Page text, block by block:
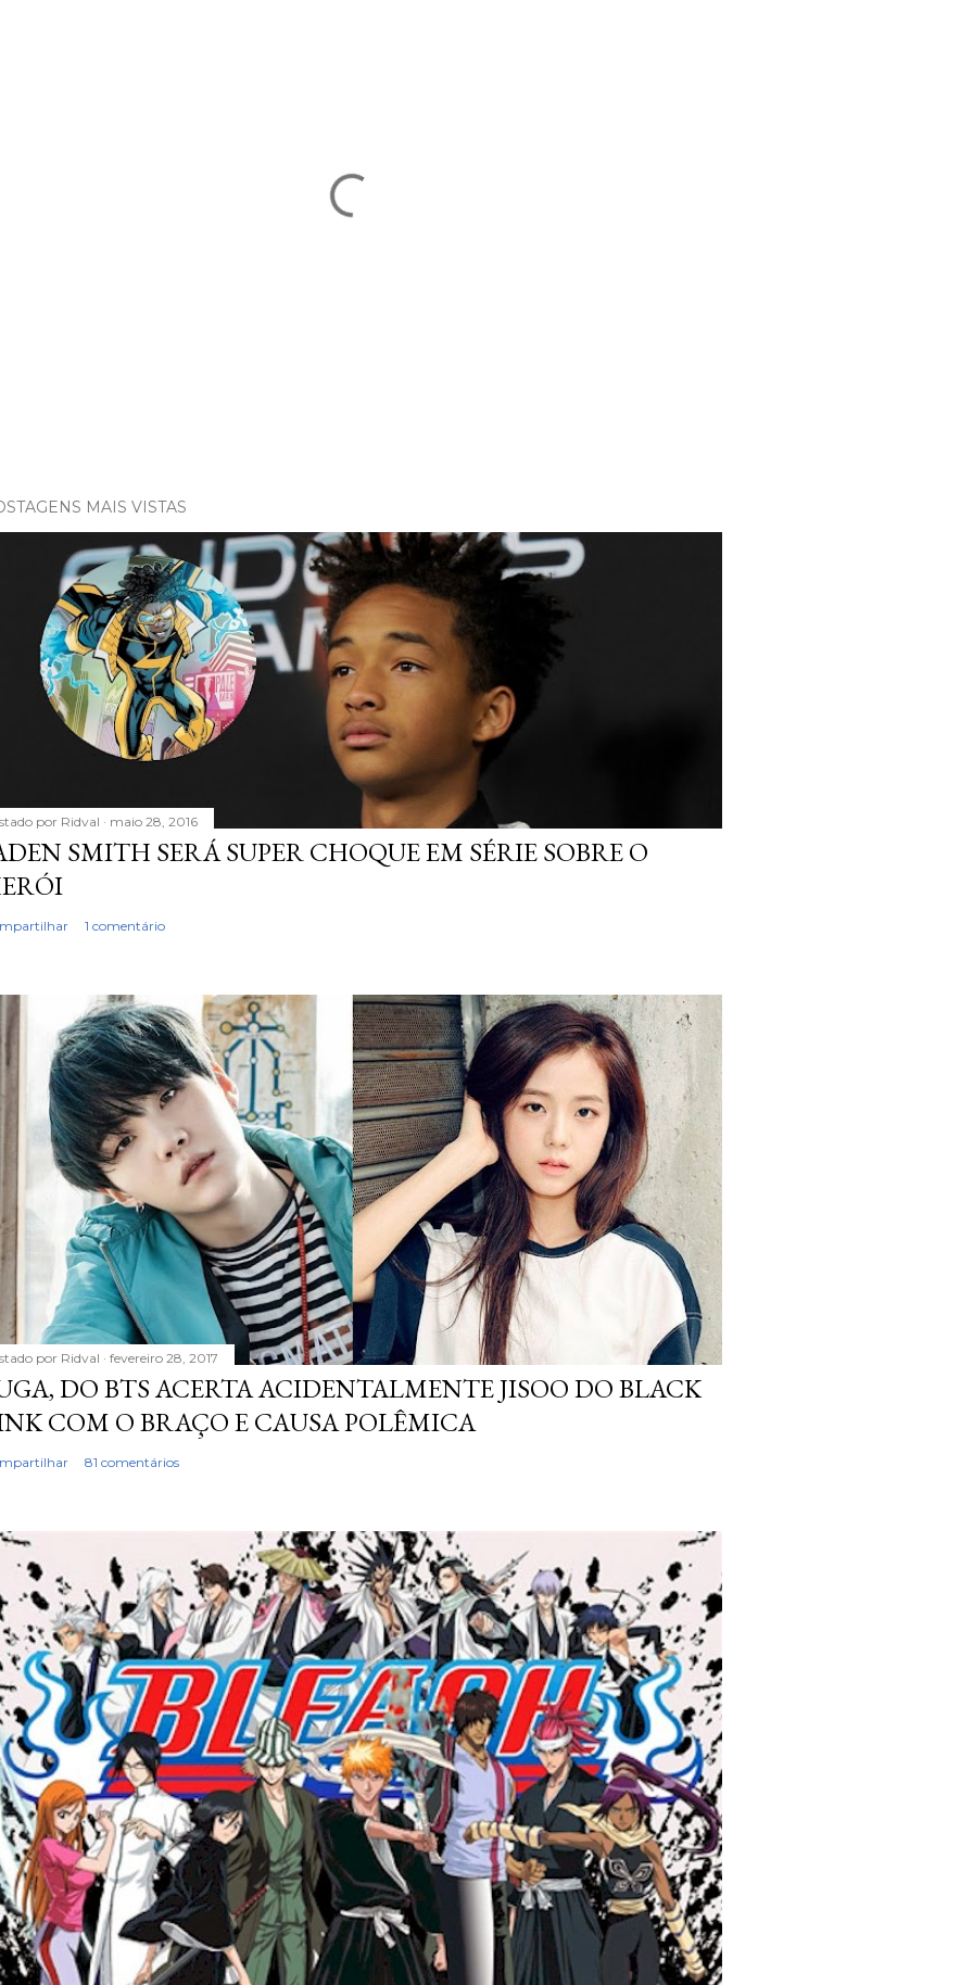
MAIS VISTAS
por Ridval maio 28, 2016
SMITH SERÁ SUPER CHOQUE EM SÉRIE SOBRE O
1 comentário
por Ridval fevereiro 28, 2017
DO BTS ACERTA ACIDENTALMENTE JISOO DO BLACK
COM O BRAÇO E CAUSA POLÊMICA
81 comentários